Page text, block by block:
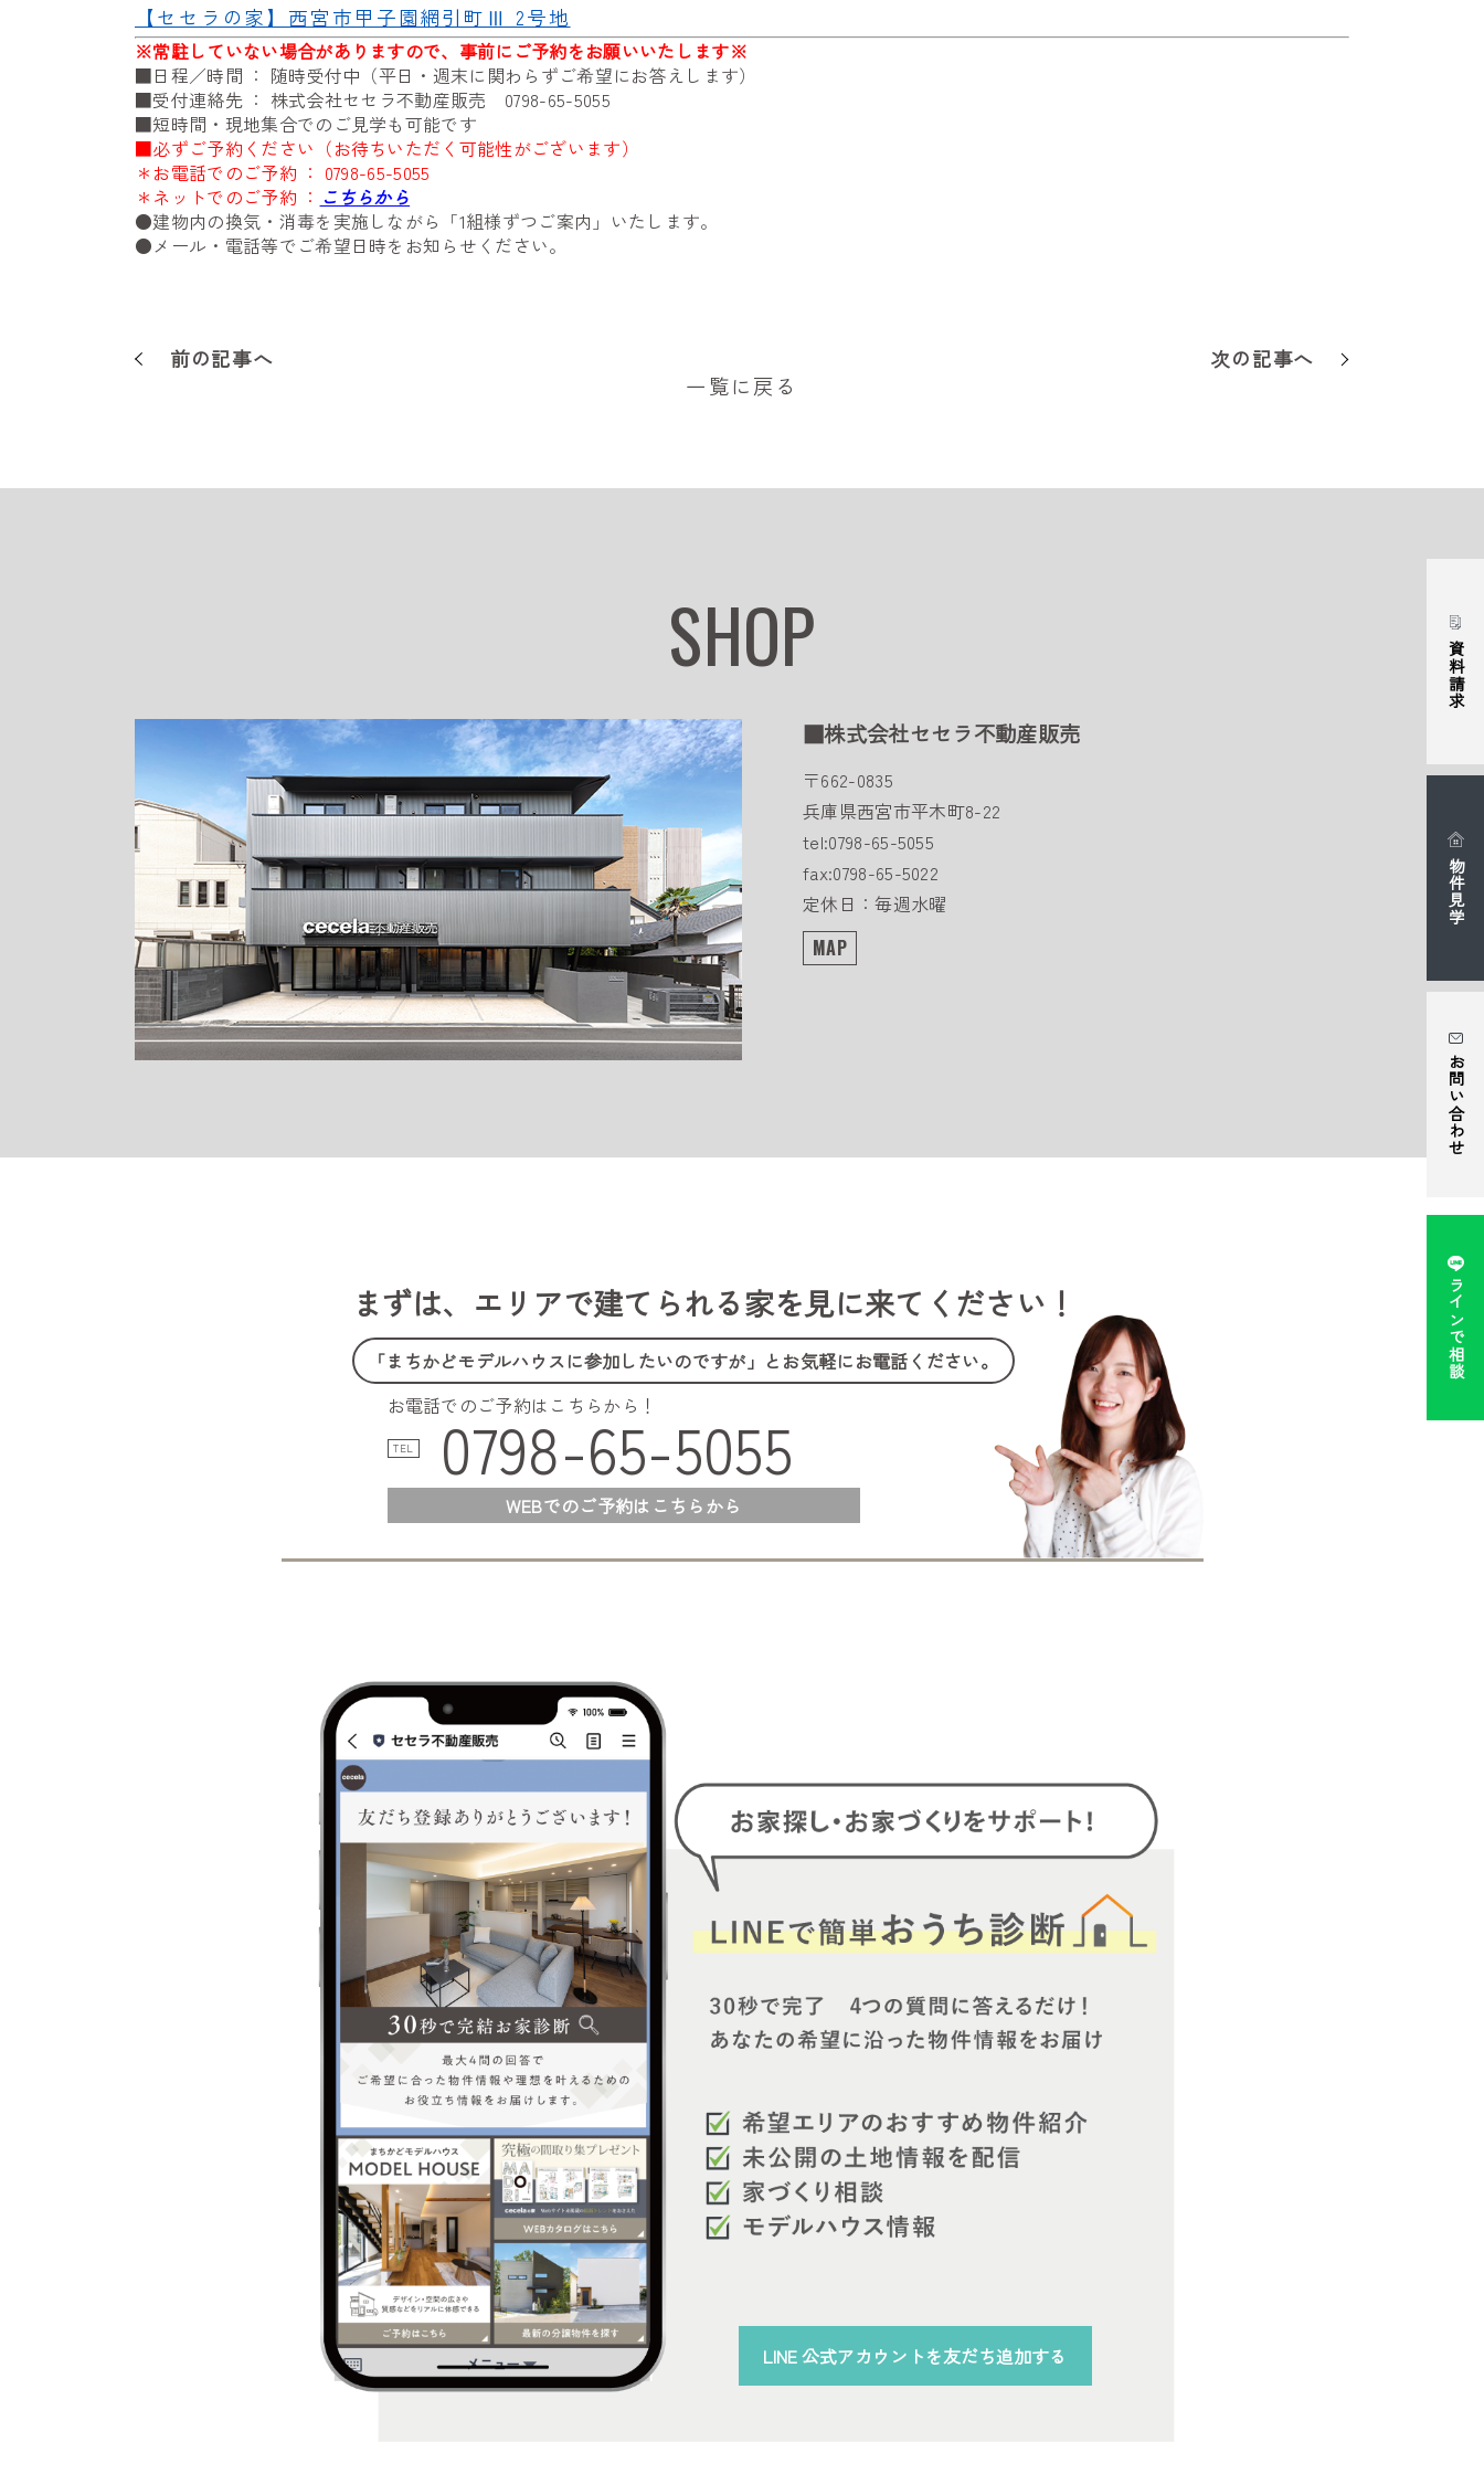
資料請求
物件見学
お問い合わせ
ラインで相談
【セセラの家】西宮市甲子園網引町Ⅲ 2号地
※常駐していない場合がありますので、事前にご予約をお願いいたします※
■日程／時間 ： 随時受付中（平日・週末に関わらずご希望にお答えします）
■受付連絡先 ： 株式会社セセラ不動産販売 0798-65-5055
■短時間・現地集合でのご見学も可能です
■必ずご予約ください（お待ちいただく可能性がございます）
＊お電話でのご予約 ： 0798-65-5055
＊ネットでのご予約 ： こちらから
●建物内の換気・消毒を実施しながら「1組様ずつご案内」いたします。
●メール・電話等でご希望日時をお知らせください。
前の記事へ 次の記事へ
一覧に戻る
SHOP
■株式会社セセラ不動産販売
〒662-0835
兵庫県西宮市平木町8-22
tel:0798-65-5055
fax:0798-65-5022
定休日：毎週水曜
MAP
まずは、エリアで建てられる家を見に来てください！
「まちかどモデルハウスに参加したいのですが」 とお気軽にお電話ください。
お電話でのご予約はこちらから！
TEL 0798-65-5055
WEBでのご予約はこちらから
LINE 公式アカウントを友だち追加する